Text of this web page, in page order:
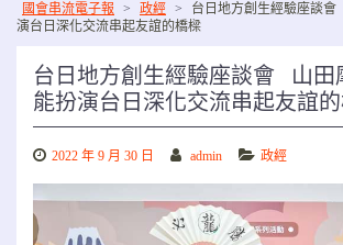
國會串流電子報 > 政經 >
台日地方創生經驗座談
演台日深化交流串起友誼的橋樑
台日地方創生經驗座談會 山田
能扮演台日深化交流串起友誼
2022 年 9 月 30 日 admin 政經